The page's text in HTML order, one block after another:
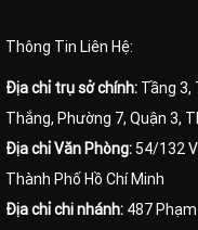
Thông Tin Liên Hệ:
Địa chỉ trụ sở chính: Tầng 3,
Thắng, Phường 7, Quận 3,
Địa chỉ Văn Phòng: 54/132
Thành Phố Hồ Chí Minh
Địa chỉ chi nhánh: 487